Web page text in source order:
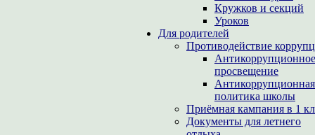
Кружков и секций
Уроков
Для родителей
Противодействие
Антикоррупционное
просвещение
Антикоррупционная
политика школы
Приёмная кампания в 1
Документы для летнего